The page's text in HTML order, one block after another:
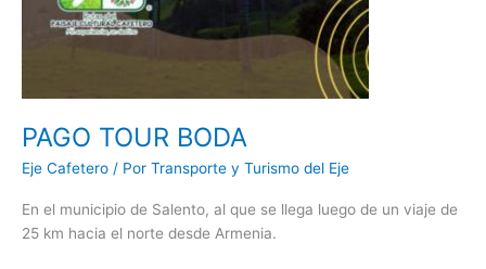
PAGO TOUR BODA
Eje Cafetero / Por Transporte y Turismo del Eje
En el municipio de Salento, al que se llega luego de un viaje de
25 km hacia el norte desde Armenia.